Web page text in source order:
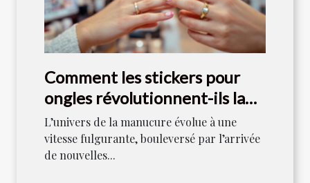
Comment les stickers pour
ongles révolutionnent-ils la
manucure moderne ?
L’univers de la manucure évolue à une
vitesse fulgurante, bouleversé par l’arrivée
de nouvelles...